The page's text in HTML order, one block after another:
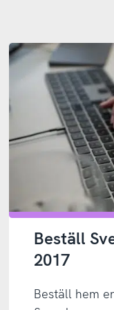
Beställ
2017
Beställ hem